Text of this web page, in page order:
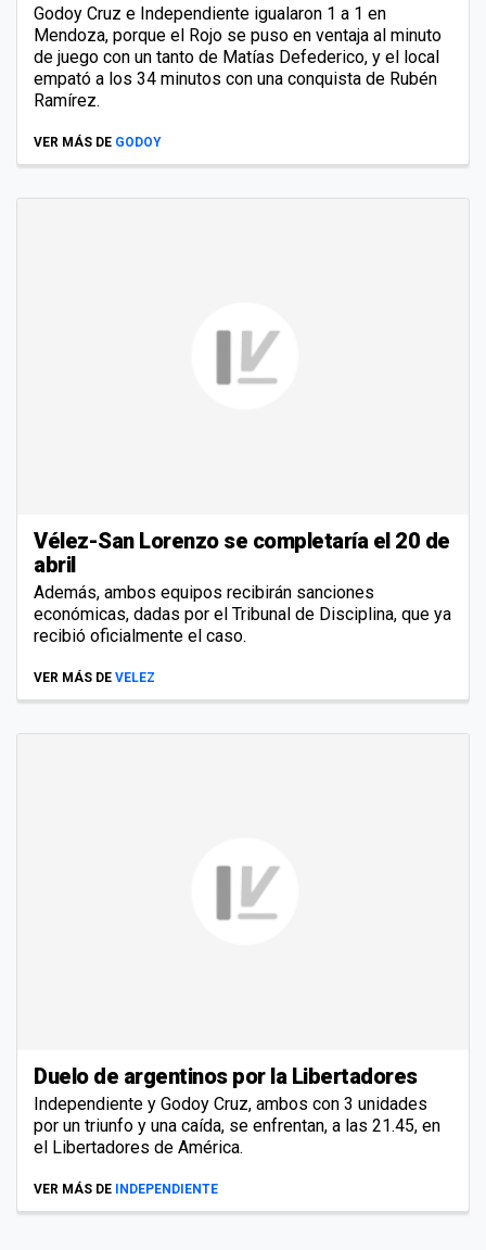
Godoy Cruz e Independiente igualaron 1 a 1 en
Mendoza, porque el Rojo se puso en ventaja al minuto
de juego con un tanto de Matías Defederico, y el local
empató a los 34 minutos con una conquista de Rubén
Ramírez.
VER MÁS DE GODOY
Vélez-San Lorenzo se completaría el 20 de
abril
Además, ambos equipos recibirán sanciones
económicas, dadas por el Tribunal de Disciplina, que ya
recibió oficialmente el caso.
VER MÁS DE VELEZ
Duelo de argentinos por la Libertadores
Independiente y Godoy Cruz, ambos con 3 unidades
por un triunfo y una caída, se enfrentan, a las 21.45, en
el Libertadores de América.
VER MÁS DE INDEPENDIENTE